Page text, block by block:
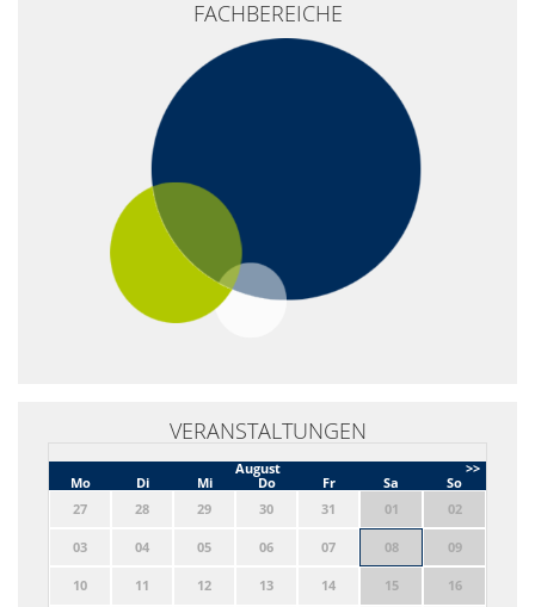
FACHBEREICHE
VERANSTALTUNGEN
>>
August
Mo
Di Mi Do Fr Sa
So
27
28 29 30 31 01 02
03 04 05 06 07 08 09
10 11 12 13 14 15 16